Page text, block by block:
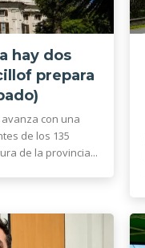
hay dos
prepara
con una
de los 135
de la provincia...